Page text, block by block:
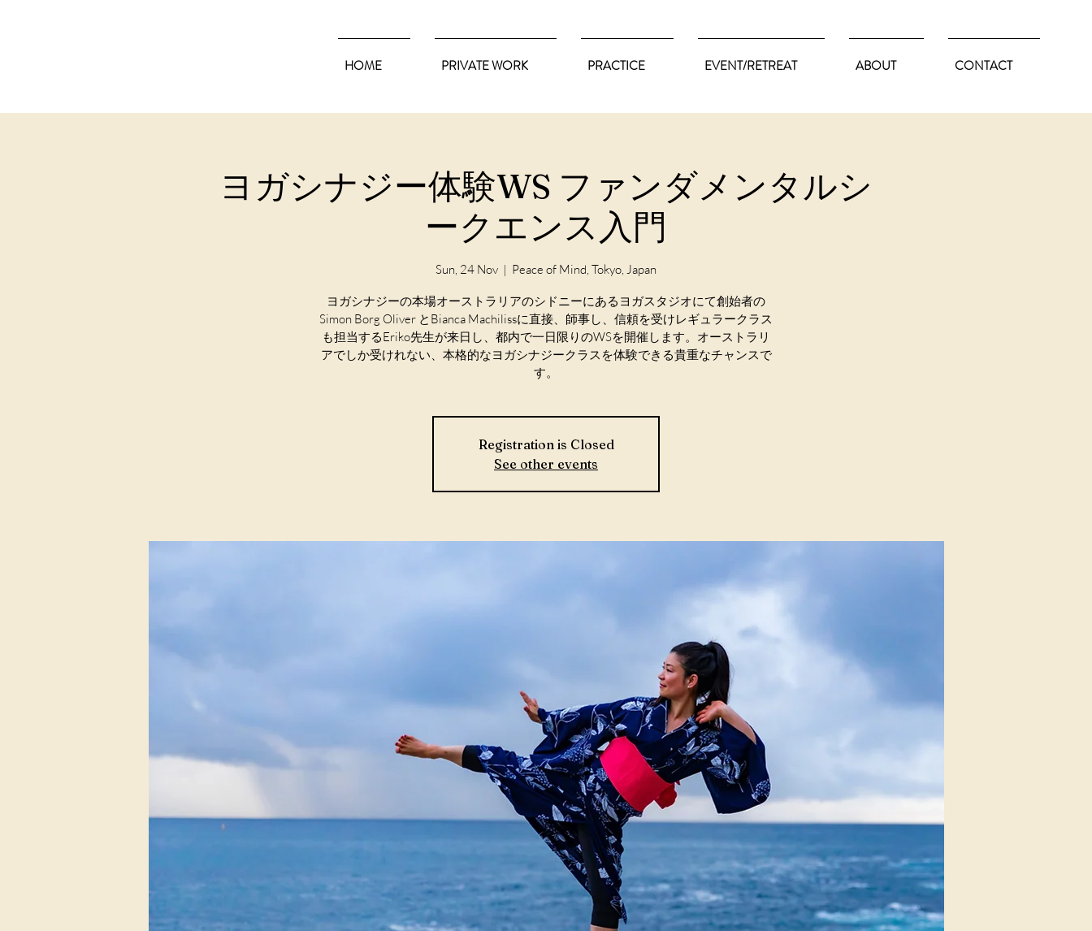
HOME PRIVATE WORK PRACTICE EVENT/RETREAT ABOUT CONTACT
ヨガシナジー体験WS ファンダメンタルシ
ークエンス入門
Sun, 24 Nov
  |
Peace of Mind, Tokyo, Japan
ヨガシナジーの本場オーストラリアのシドニーにあるヨガスタジオにて創始者の
Simon Borg Oliver とBianca Machilissに直接、師事し、信頼を受けレギュラークラス
も担当するEriko先生が来日し、都内で一日限りのWSを開催します。オーストラリ
アでしか受けれない、本格的なヨガシナジークラスを体験できる貴重なチャンスで
す。
Registration is Closed
See other events